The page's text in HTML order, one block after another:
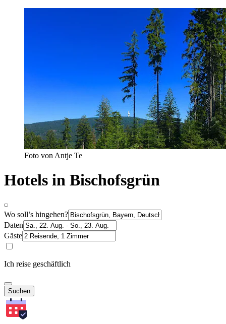
Foto von Antje Te
Hotels in Bischofsgrün
Wo soll’s hingehen?
Daten
Gäste
Ich reise geschäftlich
Suchen